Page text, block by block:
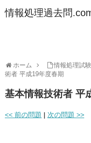
情報処理過去問
ホーム 情報処理試験
術者 平成19年度春期
基本情報技術者 平
<< 前の問題 | 次の問題 >>